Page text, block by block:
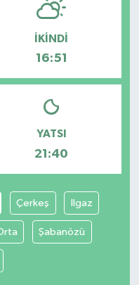
İKINDI
16:51
YATSI
21:40
Çerkeş Ilgaz
Şabanözü